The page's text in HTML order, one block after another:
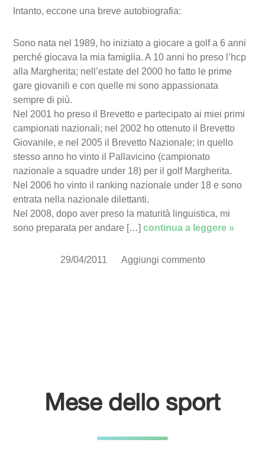
Intanto, eccone una breve autobiografia:
Sono nata nel 1989, ho iniziato a giocare a golf a 6 anni
perché giocava la mia famiglia. A 10 anni ho preso l’hcp
alla Margherita; nell’estate del 2000 ho fatto le prime
gare giovanili e con quelle mi sono appassionata
sempre di più.
Nel 2001 ho preso il Brevetto e partecipato ai miei primi
campionati nazionali; nel 2002 ho ottenuto il Brevetto
Giovanile, e nel 2005 il Brevetto Nazionale; in quello
stesso anno ho vinto il Pallavicino (campionato
nazionale a squadre under 18) per il golf Margherita.
Nel 2006 ho vinto il ranking nazionale under 18 e sono
entrata nella nazionale dilettanti.
Nel 2008, dopo aver preso la maturità linguistica, mi
sono preparata per andare […]continua a leggere »
29/04/2011 Aggiungi commento
Mese dello sport